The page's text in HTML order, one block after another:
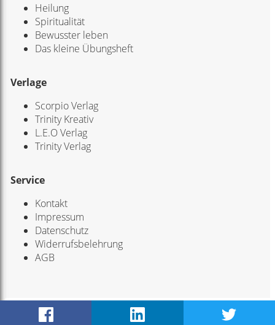
Heilung
Spiritualität
Bewusster leben
Das kleine Übungsheft
Verlage
Scorpio Verlag
Trinity Kreativ
L.E.O Verlag
Trinity Verlag
Service
Kontakt
Impressum
Datenschutz
Widerrufsbelehrung
AGB